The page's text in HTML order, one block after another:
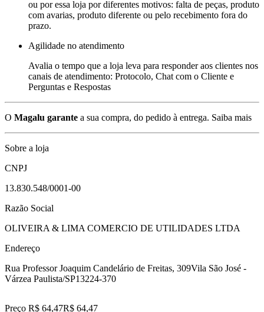
ou por essa loja por diferentes motivos: falta de peças, produto
com avarias, produto diferente ou pelo recebimento fora do
prazo.
Agilidade no atendimento
Avalia o tempo que a loja leva para responder aos clientes nos
canais de atendimento: Protocolo, Chat com o Cliente e
Perguntas e Respostas
O Magalu garante a sua compra, do pedido à entrega. Saiba mais
Sobre a loja
CNPJ
13.830.548/0001-00
Razão Social
OLIVEIRA & LIMA COMERCIO DE UTILIDADES LTDA
Endereço
Rua Professor Joaquim Candelário de Freitas, 309Vila São José -
Várzea Paulista/SP13224-370
Preço R$ 64,47R$ 64,47